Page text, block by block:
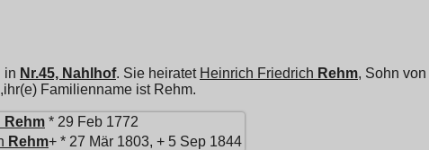
in Nr.45, Nahlhof. Sie heiratet Heinrich Friedrich Rehm, Sohn von
Familienname ist Rehm.
Rehm * 29 Feb 1772
Rehm+ * 27 Mär 1803, + 5 Sep 1844